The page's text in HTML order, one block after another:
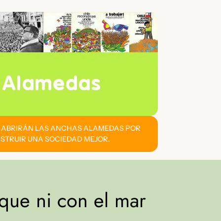
LAS ANCHAS ALAMEDAS POR
UNA SOCIEDAD MEJOR.
ni con el mar